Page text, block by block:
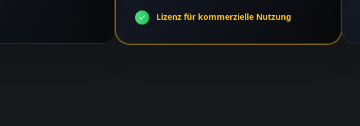
Lizenz für kommerzielle Nutzung